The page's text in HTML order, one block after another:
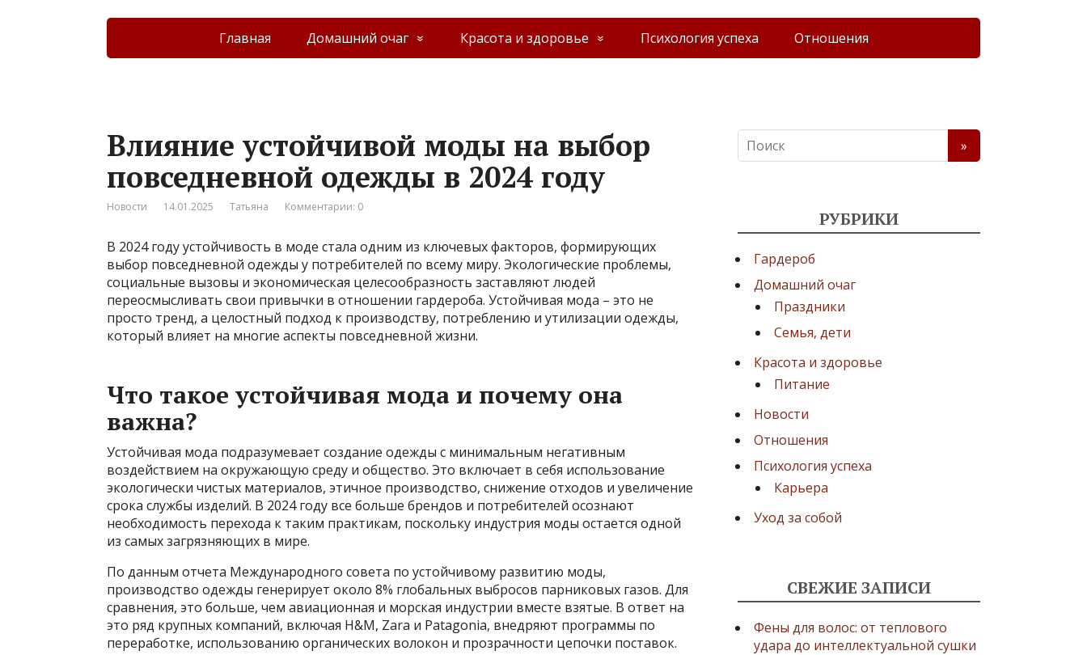
Главная Домашний очаг Красота и здоровье Психология успеха Отношения
Влияние устойчивой моды на выбор
повседневной одежды в 2024 году
Новости 14.01.2025 Татьяна Комментарии: 0
В 2024 году устойчивость в моде стала одним из ключевых факторов, формирующих
выбор повседневной одежды у потребителей по всему миру. Экологические проблемы,
социальные вызовы и экономическая целесообразность заставляют людей
переосмысливать свои привычки в отношении гардероба. Устойчивая мода – это не
просто тренд, а целостный подход к производству, потреблению и утилизации одежды,
который влияет на многие аспекты повседневной жизни.
Что такое устойчивая мода и почему она
важна?
Устойчивая мода подразумевает создание одежды с минимальным негативным
воздействием на окружающую среду и общество. Это включает в себя использование
экологически чистых материалов, этичное производство, снижение отходов и увеличение
срока службы изделий. В 2024 году все больше брендов и потребителей осознают
необходимость перехода к таким практикам, поскольку индустрия моды остается одной
из самых загрязняющих в мире.
По данным отчета Международного совета по устойчивому развитию моды,
производство одежды генерирует около 8% глобальных выбросов парниковых газов. Для
сравнения, это больше, чем авиационная и морская индустрии вместе взятые. В ответ на
это ряд крупных компаний, включая H&M, Zara и Patagonia, внедряют программы по
переработке, использованию органических волокон и прозрачности цепочки поставок.
РУБРИКИ
Гардероб
Домашний очаг
Праздники
Семья, дети
Красота и здоровье
Питание
Новости
Отношения
Психология успеха
Карьера
Уход за собой
СВЕЖИЕ ЗАПИСИ
Фены для волос: от теплового
удара до интеллектуальной сушки